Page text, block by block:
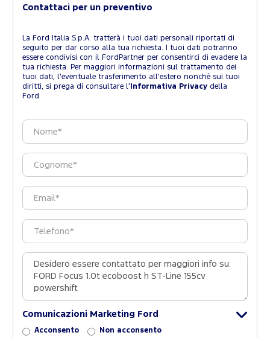
Contattaci per un preventivo
La Ford Italia S.p.A. tratterà i tuoi dati personali riportati di
seguito per dar corso alla tua richiesta. I tuoi dati potranno
essere condivisi con il FordPartner per consentirci di evadere la
tua richiesta. Per maggiori informazioni sul trattamento dei
tuoi dati, l'eventuale trasferimento all'estero nonchè sui tuoi
diritti, si prega di consultare l' Informativa Privacy della
Ford.
Comunicazioni Marketing Ford
Acconsento Non acconsento